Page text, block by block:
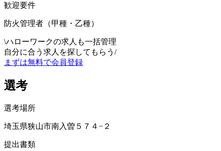
歓迎要件
防火管理者（甲種・乙種）
\ハローワークの求人も一括管理
自分に合う求人を探してもらう /
まずは無料で会員登録
選考
選考場所
埼玉県狭山市南入曽５７４−２
提出書類